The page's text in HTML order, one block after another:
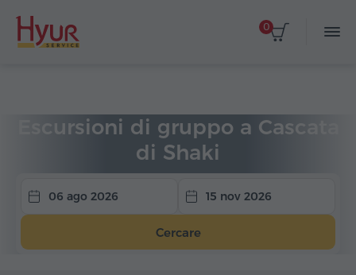
0
Escursioni di gruppo a Cascata
di Shaki
06 ago 2026 15 nov 2026
Cercare